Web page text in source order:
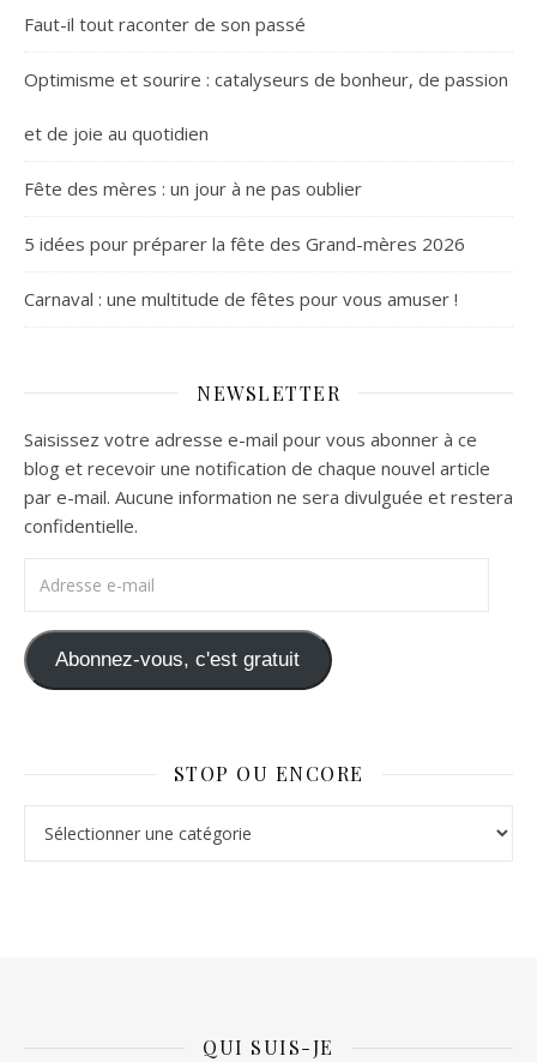
Faut-il tout raconter de son passé
Optimisme et sourire : catalyseurs de bonheur, de passion
et de joie au quotidien
Fête des mères : un jour à ne pas oublier
5 idées pour préparer la fête des Grand-mères 2026
Carnaval : une multitude de fêtes pour vous amuser !
NEWSLETTER
Saisissez votre adresse e-mail pour vous abonner à ce
blog et recevoir une notification de chaque nouvel article
par e-mail. Aucune information ne sera divulguée et restera
confidentielle.
Abonnez-vous, c'est gratuit
STOP OU ENCORE
QUI SUIS-JE